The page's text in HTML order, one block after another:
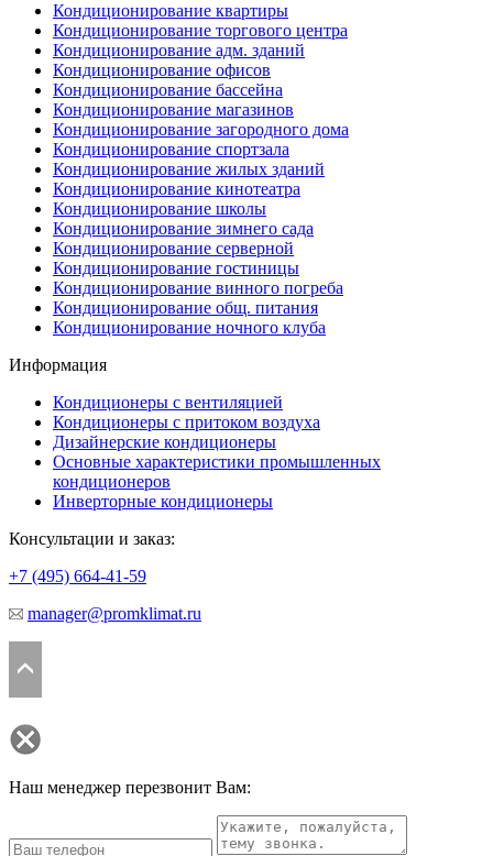
Кондиционирование квартиры
Кондиционирование торгового центра
Кондиционирование адм. зданий
Кондиционирование офисов
Кондиционирование бассейна
Кондиционирование магазинов
Кондиционирование загородного дома
Кондиционирование спортзала
Кондиционирование жилых зданий
Кондиционирование кинотеатра
Кондиционирование школы
Кондиционирование зимнего сада
Кондиционирование серверной
Кондиционирование гостиницы
Кондиционирование винного погреба
Кондиционирование общ. питания
Кондиционирование ночного клуба
Информация
Кондиционеры с вентиляцией
Кондиционеры с притоком воздуха
Дизайнерские кондиционеры
Основные характеристики промышленных
кондиционеров
Инверторные кондиционеры
Консультации и заказ:
+7 (495) 664-41-59
manager@promklimat.ru
Наш менеджер перезвонит Вам: